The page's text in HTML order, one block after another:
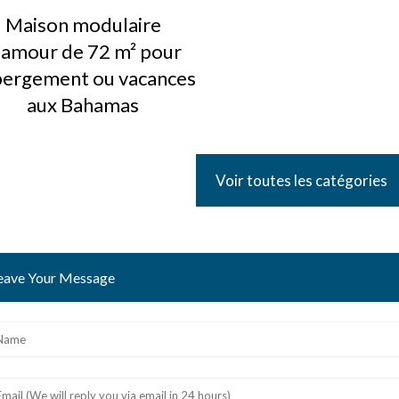
Maison modulaire
de 72 m² pour
ou vacances
aux Bahamas
Voir toutes les catégories
Your Message